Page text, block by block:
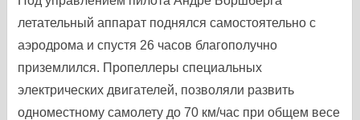
летательный аппарат поднялся самостоятельно с
аэродрома и спустя 26 часов благополучно
приземлился. Пропеллеры специальных
электрических двигателей, позволяли развить
одноместному самолету до 70 км/час при общем весе